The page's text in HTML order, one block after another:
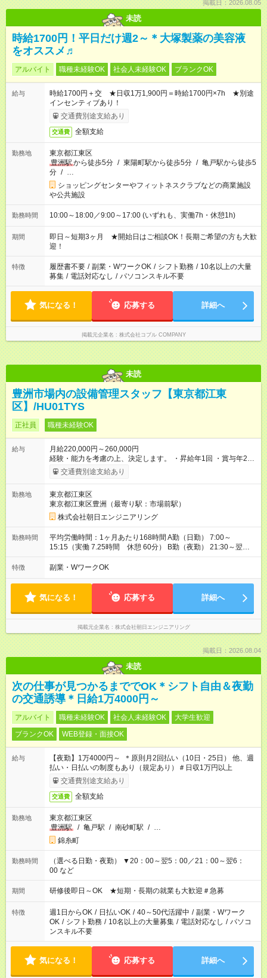
掲載日：2026.08.05
未読
時給1700円！平日だけ週2～＊大塚製薬の美容液
をオススメ♬
アルバイト 職種未経験OK 社会人未経験OK ブランクOK
給与
時給1700円＋交 ★日収1万1,900円＝時給1700円×7h ★別途
インセンティブあり！
交通費別途支給あり
交通費 全額支給
勤務地
東京都江東区
豊洲駅から徒歩5分 / 東陽町駅から徒歩5分 / 亀戸駅から徒歩5
分 / …
ショッピングセンターやフィットネスクラブなどの商業施設
や公共施設
勤務時間 10:00～18:00／9:00～17:00 (いずれも、実働7h・休憩1h)
期間
即日～短期3ヶ月 ★開始日はご相談OK！長期ご希望の方も大歓
迎！
特徴 履歴書不要 / 副業・WワークOK / シフト勤務 / 10名以上の大量
募集 / 電話対応なし / パソコンスキル不要
気になる！ 応募する 詳細へ
掲載元企業名 株式会社コブル COMPANY
未読
豊洲市場内の設備管理スタッフ【東京都江東
区】/HU01TYS
正社員 職種未経験OK
給与
月給220,000円～260,000円
経験・能力を考慮の上、決定します。 ・昇給年1回 ・賞与年2回
・残業代別途支給 ・交通費全額支給（規定有） 【福利厚生】 各
種社会保険完備 【試用期間】試用期間あり 試用期間の長さ：3
交通費別途支給あり
勤務地
東京都江東区
東京都江東区豊洲（最寄り駅：市場前駅）
株式会社朝日エンジニアリング
勤務時間
平均労働時間：1ヶ月あたり168時間 A勤（日勤） 7:00～
15:15（実働 7.25時間 休憩 60分） B勤（夜勤） 21:30～翌
7:15（実働 7.25時間 休憩 150分） 日勤と夜勤を約2週間ごと
に変更するシフト勤務 平均労働時間：1ヶ月あたり168時間 A勤
勤） 21:30～翌7:15（実働 7.25時間 休憩 150分） 日勤と夜勤
を約2週間ごとに変更するシフト勤務
特徴 副業・WワークOK
気になる！ 応募する 詳細へ
掲載元企業名 株式会社朝日エンジニアリング
掲載日：2026.08.04
未読
次の仕事が見つかるまででOK＊シフト自由＆夜勤
の交通誘導＊日給1万4000円～
アルバイト 職種未経験OK 社会人未経験OK
大学生歓迎
ブランクOK
WEB登録・面接OK
給与
【夜勤】1万4000円～ ＊原則月2回払い（10日・25日） 他、週
払い・日払いの制度もあり（規定あり）＃日収1万円以上
交通費別途支給あり
交通費 全額支給
勤務地
東京都江東区
豊洲駅
/ 亀戸駅 / 南砂町駅 / …
錦糸町
勤務時間
（選べる日勤・夜勤） ▼20：00～翌5：00／21：00～翌6：
00 など
期間 研修後即日～OK ★短期・長期の就業も大歓迎＃急募
特徴 週1日からOK / 日払いOK / 40～50代活躍中 / 副業・Wワーク
OK / シフト勤務 / 10名以上の大量募集 / 電話対応なし / パソコ
ンスキル不要
気になる！ 応募する 詳細へ